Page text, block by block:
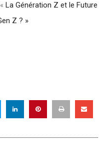
La Génération Z et le Future
Z ? »